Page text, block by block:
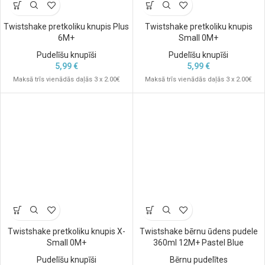
Twistshake pretkoliku knupis Plus
6M+
Pudelīšu knupīši
5,99€
Maksā trīs vienādās daļās 3 x 2.00€
Twistshake pretkoliku knupis
Small 0M+
Pudelīšu knupīši
5,99€
Maksā trīs vienādās daļās 3 x 2.00€
Twistshake pretkoliku knupis X-
Small 0M+
Pudelīšu knupīši
Twistshake bērnu ūdens pudele
360ml 12M+ Pastel Blue
Bērnu pudelītes